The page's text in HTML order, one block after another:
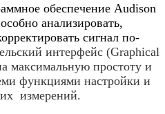
обеспечение Audison
анализировать,
сигнал по-
интерфейс (Graphical
максимальную простоту и
функциями настройки и
измерений.